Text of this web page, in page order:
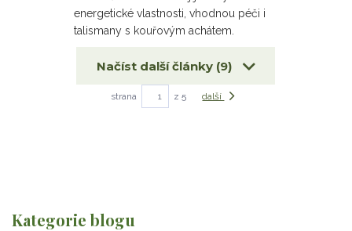
Kategorie blogu
energetické vlastnosti, vhodnou péči i
talismany s kouřovým achátem.
Načíst další články (9)
strana z 5 další